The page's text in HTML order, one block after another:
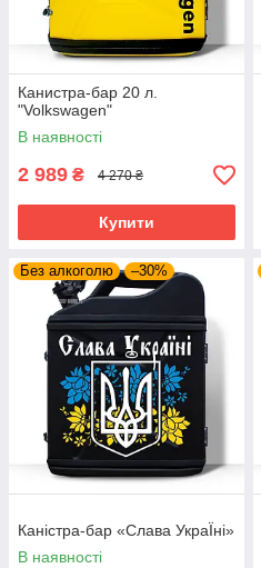
Канистра-бар 20 л.
"Volkswagen"
В наявності
2 989 ₴ 4 270 ₴
Купити
Без алкоголю –30%
Каністра-бар «Слава УкраЇні»
В наявності